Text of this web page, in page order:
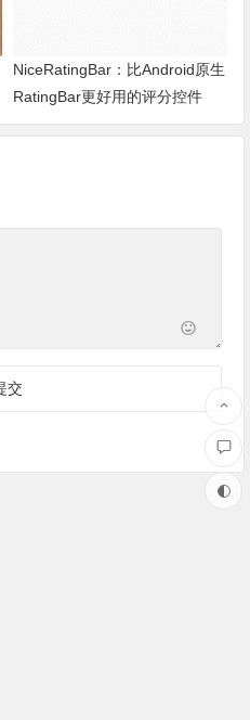
NiceRatingBar：比Android原生
RatingBar更好用的评分控件